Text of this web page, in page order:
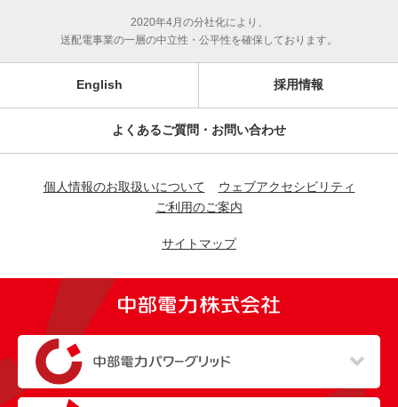
2020年4月の分社化により、
送配電事業の一層の中立性・公平性を確保しております。
English 採用情報
よくあるご質問・お問い合わせ
個人情報のお取扱いについて
ウェブアクセシビリティ
ご利用のご案内
サイトマップ
（新しいウィンドウを開きます）